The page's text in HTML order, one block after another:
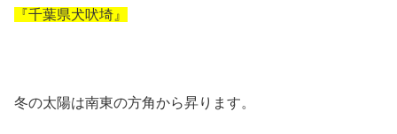
『千葉県犬吠埼』
冬の太陽は南東の方角から昇ります。